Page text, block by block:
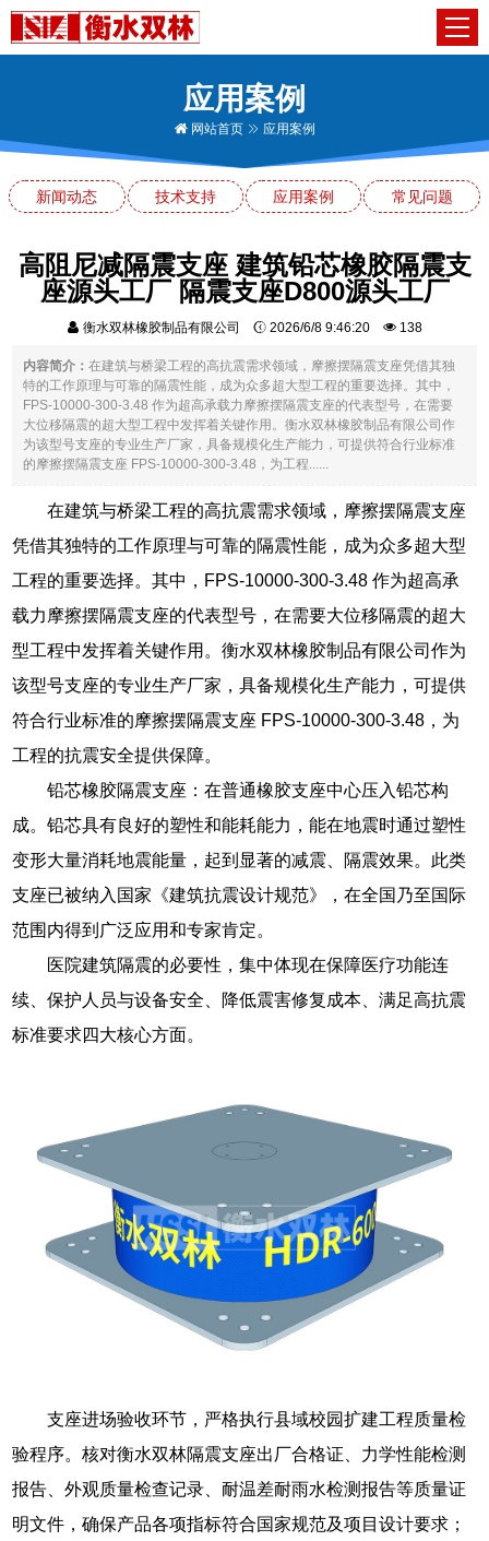
应用案例
网站首页 应用案例
新闻动态 技术支持 应用案例 常见问题
高阻尼减隔震支座 建筑铅芯橡胶隔震支
座源头工厂 隔震支座D800源头工厂
衡水双林橡胶制品有限公司 2026/6/8 9:46:20 138
内容简介：在建筑与桥梁工程的高抗震需求领域，摩擦摆隔震支座凭借其独
特的工作原理与可靠的隔震性能，成为众多超大型工程的重要选择。其中，
FPS-10000-300-3.48 作为超高承载力摩擦摆隔震支座的代表型号，在需要
大位移隔震的超大型工程中发挥着关键作用。衡水双林橡胶制品有限公司作
为该型号支座的专业生产厂家，具备规模化生产能力，可提供符合行业标准
的摩擦摆隔震支座 FPS-10000-300-3.48，为工程......
在建筑与桥梁工程的高抗震需求领域，摩擦摆隔震支座
凭借其独特的工作原理与可靠的隔震性能，成为众多超大型
工程的重要选择。其中，FPS-10000-300-3.48 作为超高承
载力摩擦摆隔震支座的代表型号，在需要大位移隔震的超大
型工程中发挥着关键作用。衡水双林橡胶制品有限公司作为
该型号支座的专业生产厂家，具备规模化生产能力，可提供
符合行业标准的摩擦摆隔震支座 FPS-10000-300-3.48，为
工程的抗震安全提供保障。
铅芯橡胶隔震支座：在普通橡胶支座中心压入铅芯构
成。铅芯具有良好的塑性和能耗能力，能在地震时通过塑性
变形大量消耗地震能量，起到显著的减震、隔震效果。此类
支座已被纳入国家《建筑抗震设计规范》，在全国乃至国际
范围内得到广泛应用和专家肯定。
医院建筑隔震的必要性，集中体现在保障医疗功能连
续、保护人员与设备安全、降低震害修复成本、满足高抗震
标准要求四大核心方面。
支座进场验收环节，严格执行县域校园扩建工程质量检
验程序。核对衡水双林隔震支座出厂合格证、力学性能检测
报告、外观质量检查记录、耐温差耐雨水检测报告等质量证
明文件，确保产品各项指标符合国家规范及项目设计要求；